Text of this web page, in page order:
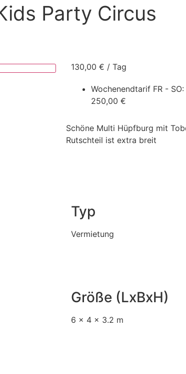
Party Circus
130,00 € / Tag
Wochenendtarif FR - SO:
250,00 €
Schöne Multi Hüpfburg mit
Rutschteil ist extra breit
Typ
Vermietung
Größe (LxBxH)
6 x 4 x 3.2 m